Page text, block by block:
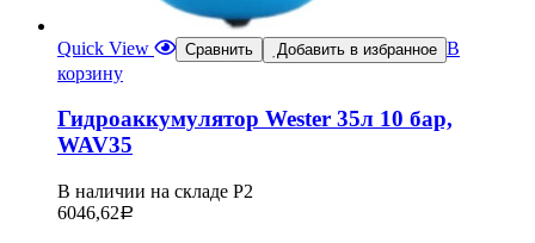
Quick View Сравнить Добавить в избранное В
корзину
Гидроаккумулятор Wester 35л 10 бар,
WAV35
В наличии на складе Р2
6046,62Р